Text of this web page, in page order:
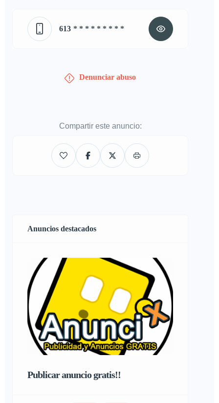
613 * * * * * * * * *
Denunciar abuso
Compartir este anuncio:
Anuncios destacados
Publicar anuncio gratis!!